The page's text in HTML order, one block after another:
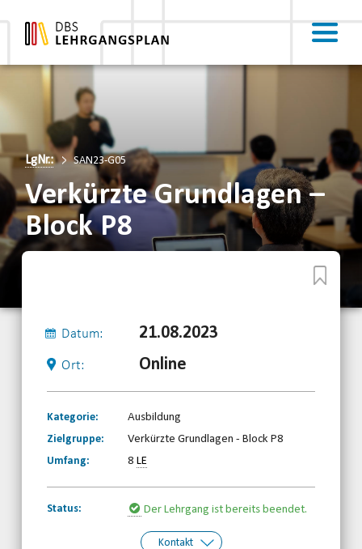
LgNr.: SAN23-G05
Verkürzte Grundlagen –
Block P8
Datum: 21.08.2023
Ort: Online
Kategorie:
Ausbildung
Zielgruppe:
Verkürzte Grundlagen - Block P8
Umfang:
8LE
Status: Der Lehrgang ist bereits beendet.
Kontakt